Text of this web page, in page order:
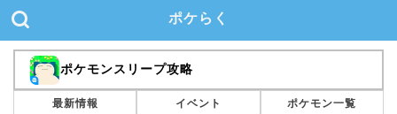
ポケらく
ポケモンスリープ攻略
最新情報 イベント ポケモン一覧